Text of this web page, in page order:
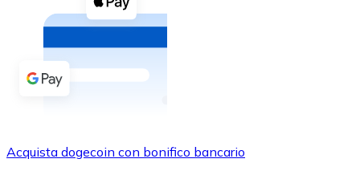
Acquista criptovalute in contanti e altri mezzi di
Acquista con contanti
Bonifico SEPA
Acquista dogecoin con bonifico bancario